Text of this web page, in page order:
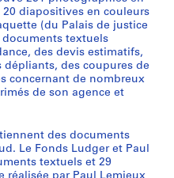
diapositives en couleurs
(du Palais de justice
documents textuels
des devis estimatifs,
dépliants, des coupures de
concernant de nombreux
de son agence et
des documents
Le Fonds Ludger et Paul
textuels et 29